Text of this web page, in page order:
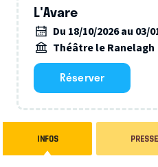
L'Avare
Du 18/10/2026 au 03/
Théâtre le Ranelagh
Réserver
INFOS